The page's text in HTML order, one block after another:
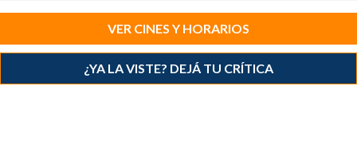
VER CINES Y HORARIOS
¿YA LA VISTE? DEJÁ TU CRÍTICA